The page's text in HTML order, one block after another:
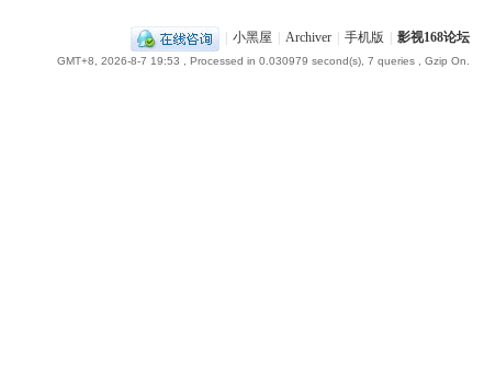
小黑屋 Archiver 手机版 影视168论坛
GMT+8, 2026-8-7 19:53 , Processed in 0.030979 second(s), 7 queries , Gzip On.